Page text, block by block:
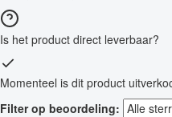
Is het product direct leverbaar?
Momenteel is dit product
Filter op beoordeling: